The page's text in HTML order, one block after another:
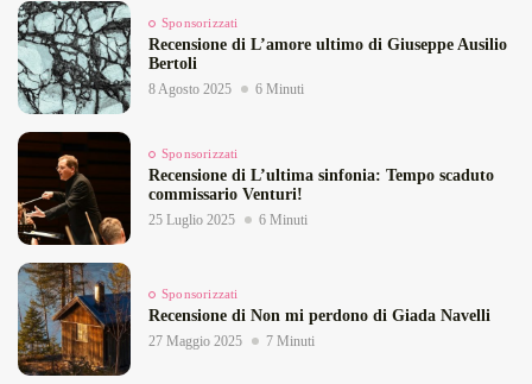
Sponsorizzati
Recensione di L’amore ultimo di Giuseppe Ausilio
Bertoli
8 Agosto 2025 6 Minuti
Sponsorizzati
Recensione di L’ultima sinfonia: Tempo scaduto
commissario Venturi!
25 Luglio 2025 6 Minuti
Sponsorizzati
Recensione di Non mi perdono di Giada Navelli
27 Maggio 2025 7 Minuti